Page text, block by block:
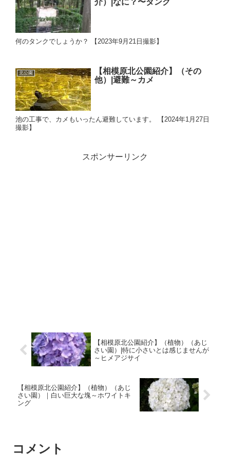
介）|なに？〜タンク
何のタンクでしょうか？ 【2023年9月21日撮影】
北公園
【相模原北公園紹介】（その
他）|避難～カメ
池の工事で、カメもいったん避難しています。 【2024年1月27日
撮影】
スポンサーリンク
【相模原北公園紹介】（植物）（あじ
さい園）|特に小さいとは感じませんが
～ヒメアジサイ
【相模原北公園紹介】（植物）（あじ
さい園）｜白い巨大な塊～ホワイトキ
ング
コメント